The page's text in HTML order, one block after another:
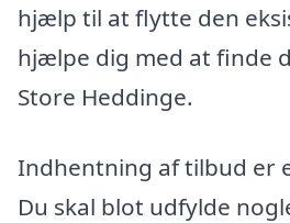
hjælp til at flytte den
hjælpe dig med at finde
Store Heddinge.
Indhentning af tilbud er
Du skal blot udfylde